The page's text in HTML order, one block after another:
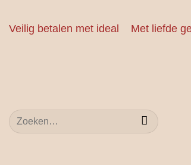
naar
Veilig betalen met ideal Met liefde
Zoeken
naar: